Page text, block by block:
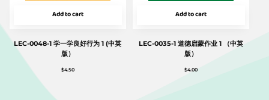
Add to cart
LEC-0048-1 学一学良好行为 1 (中英
版）
$4.50
Add to cart
LEC-0035-1 道德启蒙作业 1 （中英
版）
$4.00